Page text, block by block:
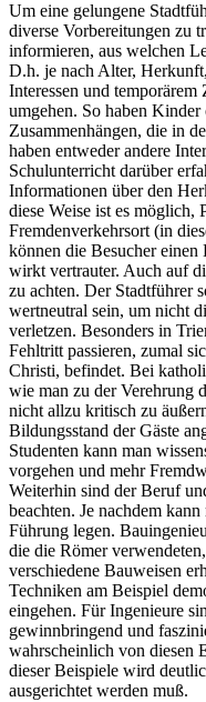
Um eine gelungene
diverse Vorbereitungen zu
informieren, aus welchen
D.h. je nach Alter,
Interessen und
umgehen. So haben
Zusammenhängen, die in
haben entweder andere
Schulunterricht darüber
Informationen über den
diese Weise ist es möglich,
Fremdenverkehrsort (in
können die Besucher
wirkt vertrauter. Auch auf
zu achten. Der Stadtführer
wertneutral sein, um nicht
verletzen. Besonders in
Fehltritt passieren, zumal
Christi, befindet. Bei
wie man zu der Verehrung
nicht allzu kritisch zu
Bildungsstand der Gäste
Studenten kann man
vorgehen und mehr
Weiterhin sind der Beruf
beachten. Je nachdem
Führung legen.
die die Römer
verschiedene Bauweisen
Techniken am Beispiel
eingehen. Für Ingenieure
gewinnbringend und
wahrscheinlich von diesen
dieser Beispiele wird
ausgerichtet werden muß.